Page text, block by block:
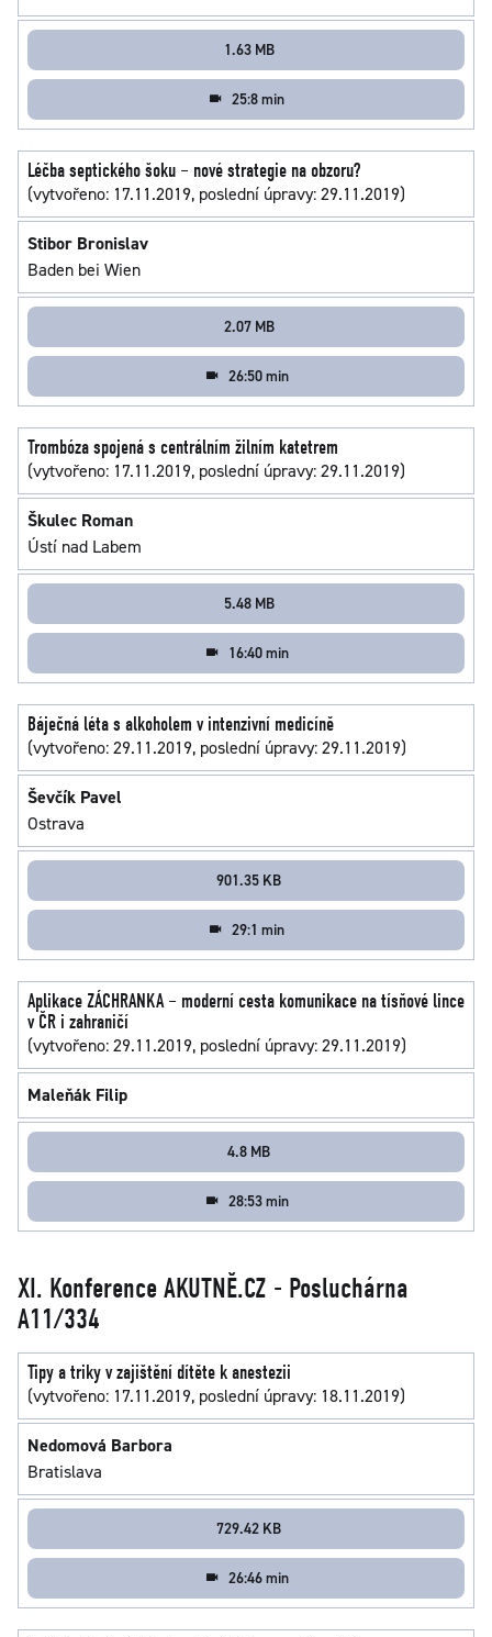
1.63 MB
25:8 min
Léčba septického šoku – nové strategie na obzoru?
(vytvořeno: 17.11.2019, poslední úpravy: 29.11.2019)
Stibor Bronislav
Baden bei Wien
2.07 MB
26:50 min
Trombóza spojená s centrálním žilním katetrem
(vytvořeno: 17.11.2019, poslední úpravy: 29.11.2019)
Škulec Roman
Ústí nad Labem
5.48 MB
16:40 min
Báječná léta s alkoholem v intenzivní medicíně
(vytvořeno: 29.11.2019, poslední úpravy: 29.11.2019)
Ševčík Pavel
Ostrava
901.35 KB
29:1 min
Aplikace ZÁCHRANKA – moderní cesta komunikace na tísňové lince
v ČR i zahraničí
(vytvořeno: 29.11.2019, poslední úpravy: 29.11.2019)
Maleňák Filip
4.8 MB
28:53 min
XI. Konference AKUTNĚ.CZ - Posluchárna
A11/334
Tipy a triky v zajištění dítěte k anestezii
(vytvořeno: 17.11.2019, poslední úpravy: 18.11.2019)
Nedomová Barbora
Bratislava
729.42 KB
26:46 min